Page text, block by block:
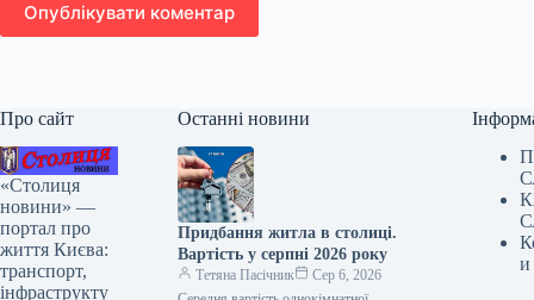
Опублікувати коментар
Про сайт
«Столиця
новини» —
портал про
життя Києва:
транспорт,
інфраструкту
Останні новини
Придбання житла в столиці.
Вартість у серпні 2026 року
Тетяна Пасічник
Сер 6, 2026
и